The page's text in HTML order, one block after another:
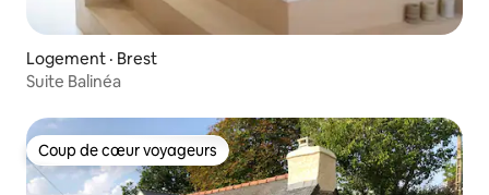
Logement · Brest
Suite Balinéa
Coup de cœur voyageurs
Coup de cœur voyageurs